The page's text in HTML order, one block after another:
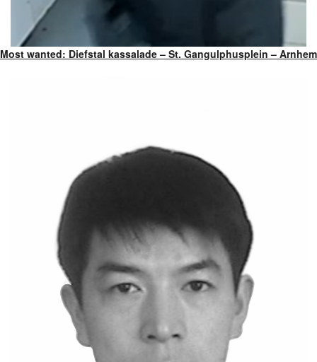
Most wanted: Diefstal kassalade – St. Gangulphusplein – Arnhem